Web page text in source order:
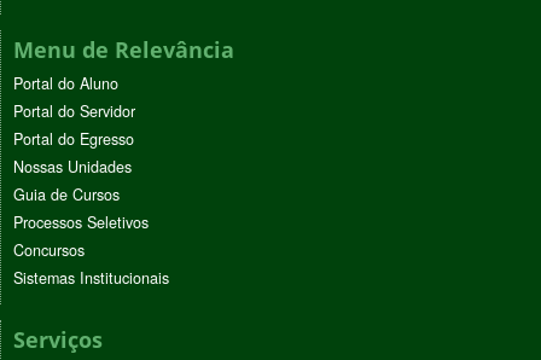
Menu de Relevância
Portal do Aluno
Portal do Servidor
Portal do Egresso
Nossas Unidades
Guia de Cursos
Processos Seletivos
Concursos
Sistemas Institucionais
Serviços